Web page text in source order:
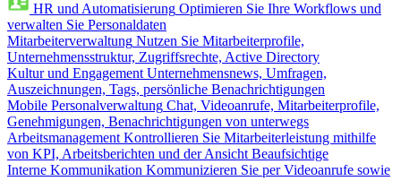
HR und Automatisierung Optimieren Sie Ihre Workflows und
verwalten Sie Personaldaten
Mitarbeiterverwaltung Nutzen Sie Mitarbeiterprofile,
Unternehmensstruktur, Zugriffsrechte, Active Directory
Kultur und Engagement Unternehmensnews, Umfragen,
Auszeichnungen, Tags, persönliche Benachrichtigungen
Mobile Personalverwaltung Chat, Videoanrufe, Mitarbeiterprofile,
Genehmigungen, Benachrichtigungen von unterwegs
Arbeitsmanagement Kontrollieren Sie Mitarbeiterleistung mithilfe
von KPI, Arbeitsberichten und der Ansicht Beaufsichtige
Interne Kommunikation Kommunizieren Sie per Videoanrufe sowie